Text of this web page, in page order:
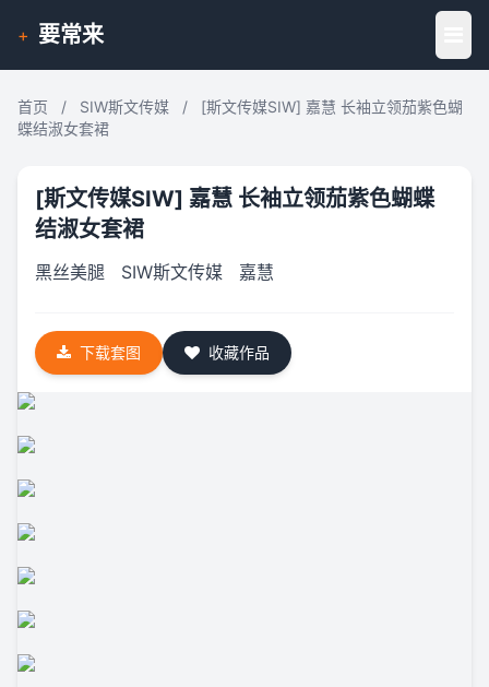
+ 要常来
首页 / SIW斯文传媒 /
[斯文传媒SIW] 嘉慧 长袖立领茄紫色蝴
蝶结淑女套裙
[斯文传媒SIW] 嘉慧 长袖立领茄紫色蝴蝶
结淑女套裙
黑丝美腿 SIW斯文传媒 嘉慧
下载套图 收藏作品